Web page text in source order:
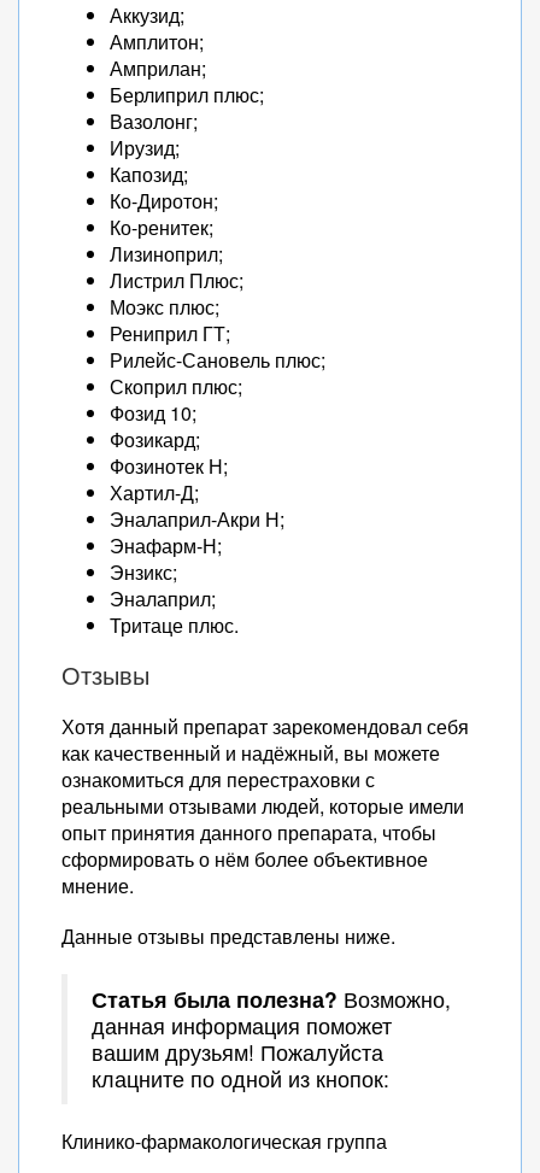
Аккузид;
Амплитон;
Амприлан;
Берлиприл плюс;
Вазолонг;
Ирузид;
Капозид;
Ко-Диротон;
Ко-ренитек;
Лизиноприл;
Листрил Плюс;
Моэкс плюс;
Рениприл ГТ;
Рилейс-Сановель плюс;
Скоприл плюс;
Фозид 10;
Фозикард;
Фозинотек Н;
Хартил-Д;
Эналаприл-Акри Н;
Энафарм-Н;
Энзикс;
Эналаприл;
Тритаце плюс.
Отзывы
Хотя данный препарат зарекомендовал себя
как качественный и надёжный, вы можете
ознакомиться для перестраховки с
реальными отзывами людей, которые имели
опыт принятия данного препарата, чтобы
сформировать о нём более объективное
мнение.
Данные отзывы представлены ниже.
Статья была полезна? Возможно,
данная информация поможет
вашим друзьям! Пожалуйста
клацните по одной из кнопок:
Клинико-фармакологическая группа